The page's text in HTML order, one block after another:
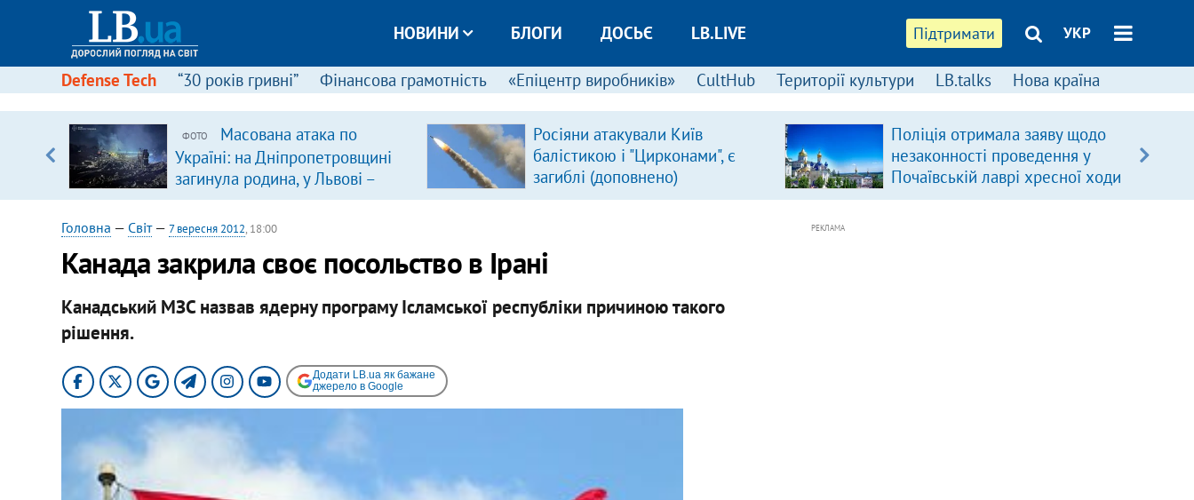
Підтримати УКР
НОВИНИ БЛОГИ ДОСЬЄ LB.LIVE
Defense Tech “30 років гривні” Фінансова грамотність «Епіцентр виробників» CultHub Території культури LB.talks Нова країна
ФОТО
Масована атака по
Україні: на Дніпропетровщині
загинула родина, у Львові –
удар по багатоповерхівках
(доповнюється)
Росіяни атакували Київ
балістикою і "Цирконами", є
загиблі (доповнено)
Поліція отримала заяву щодо
незаконності проведення у
Почаївській лаврі хресної ходи
Головна — Світ— 7 вересня 2012, 18:00
Канада закрила своє посольство в Ірані
Канадський МЗС назвав ядерну програму Ісламської республіки причиною такого
рішення.
Додати LB.ua як бажане
джерело в Google
РЕКЛАМА